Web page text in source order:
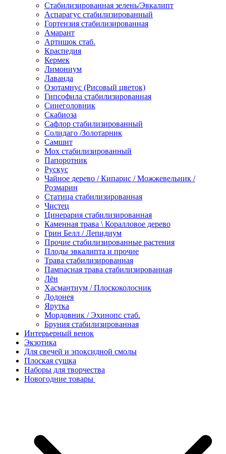
Стабилизированная зелень/Эвкалипт
Аспарагус стабилизированный
Гортензия стабилизированная
Амарант
Артишок стаб.
Краспедия
Кермек
Лимониум
Лаванда
Озотамнус (Рисовый цветок)
Гипсофила стабилизированная
Синеголовник
Скабиоза
Сафлор стабилизированный
Солидаго /Золотарник
Самшит
Мох стабилизированный
Папоротник
Рускус
Чайное дерево / Кипарис / Можжевельник /
Розмарин
Статица стабилизированная
Чистец
Цинерария стабилизированная
Каменная трава \ Коралловое дерево
Грин Белл / Лепидиум
Прочие стабилизированные растения
Плоды эвкалипта и прочие
Трава стабилизированная
Пампасная трава стабилизированная
Лён
Хасмантиум / Плоскоколосник
Додонея
Ярутка
Мордовник / Эхинопс стаб.
Бруния стабилизированная
Интерьерный венок
Экзотика
Для свечей и эпоксидной смолы
Плоская сушка
Наборы для творчества
Новогодние товары